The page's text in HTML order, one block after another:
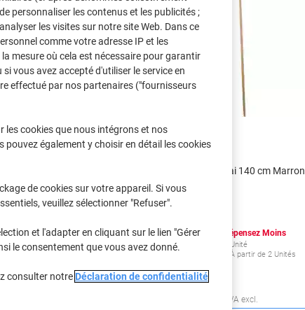
Scotch-Brite 7 x 9 cm Assortiment
56 Feuilles
Achetez Plus,Dépensez Moins
€3,39 Unité
À partir de 2 Unités
Manche à balai 140 cm Marron
Achetez Plus, Dépensez Moins
€5,59
Unité
À partir de 2 Unités
€6,54 TVA incl.
TVA excl.
personnaliser les contenus et les publicités ;
les visites sur notre site Web. Dans ce
comme votre adresse IP et les
mesure où cela est nécessaire pour garantir
vous avez accepté d'utiliser le service en
effectué par nos partenaires ("fournisseurs
cookies que nous intégrons et nos
également y choisir en détail les cookies
de cookies sur votre appareil. Si vous
veuillez sélectionner "Refuser".
et l'adapter en cliquant sur le lien "Gérer
le consentement que vous avez donné.
consulter notre Déclaration de confidentialité